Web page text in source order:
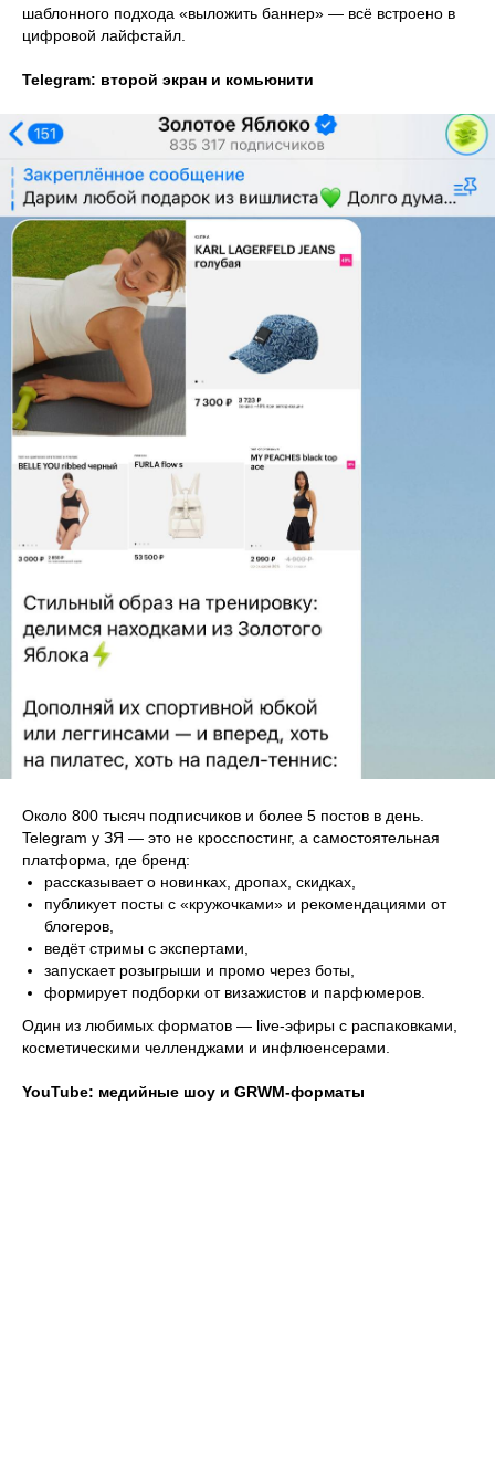
шаблонного подхода «выложить баннер» — всё встроено в
цифровой лайфстайл.
Telegram: второй экран и комьюнити
Около 800 тысяч подписчиков и более 5 постов в день.
Telegram у ЗЯ — это не кросспостинг, а самостоятельная
платформа, где бренд:
рассказывает о новинках, дропах, скидках,
публикует посты с «кружочками» и рекомендациями от
блогеров,
ведёт стримы с экспертами,
запускает розыгрыши и промо через боты,
формирует подборки от визажистов и парфюмеров.
Один из любимых форматов — live-эфиры с распаковками,
косметическими челленджами и инфлюенсерами.
YouTube: медийные шоу и GRWM-форматы